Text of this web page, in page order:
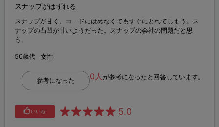
スナップがはずれる
スナップが甘く、コードにはめなくてもすぐにとれてしまう。ス
ナップの凸凹が甘いようだった。スナップの会社の問題だと思
う。
50歳代 女性
0人 が参考になったと回答しています。
参考になった
いいね! 5.0